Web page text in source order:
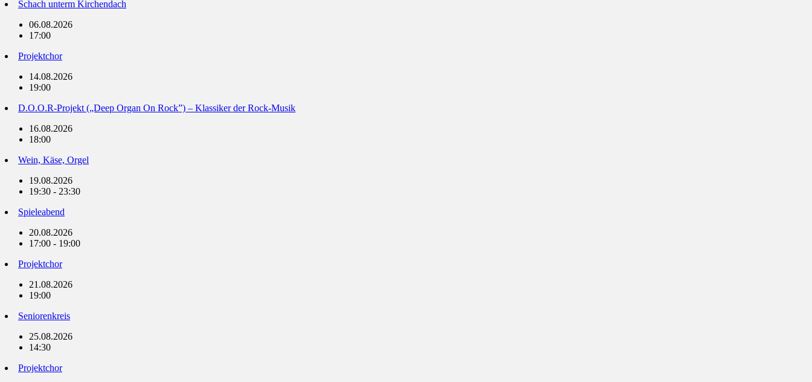
Schach unterm Kirchendach
06.08.2026
17:00
Projektchor
14.08.2026
19:00
D.O.O.R-Projekt („Deep Organ On Rock”) – Klassiker der Rock-Musik
16.08.2026
18:00
Wein, Käse, Orgel
19.08.2026
19:30 - 23:30
Spieleabend
20.08.2026
17:00 - 19:00
Projektchor
21.08.2026
19:00
Seniorenkreis
25.08.2026
14:30
Projektchor